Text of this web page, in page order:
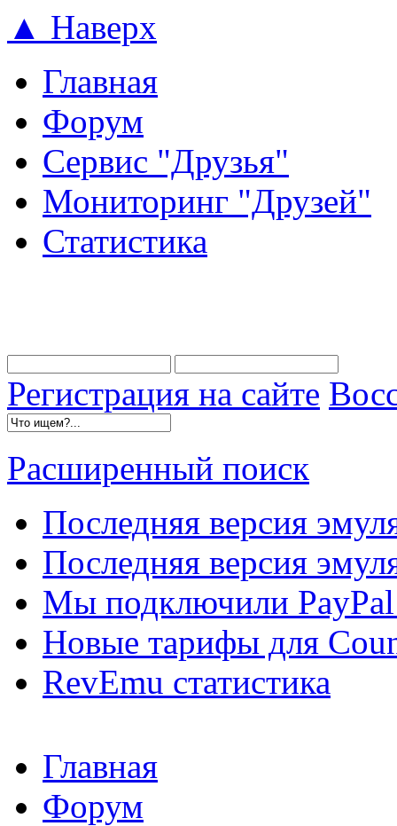
▲ Наверх
Главная
Форум
Сервис "Друзья"
Мониторинг "Друзей"
Статистика
Регистрация на сайте
Расширенный поиск
Последняя версия
Последняя версия
Мы подключили PayPal
Новые тарифы для
RevEmu статистика
Главная
Форум